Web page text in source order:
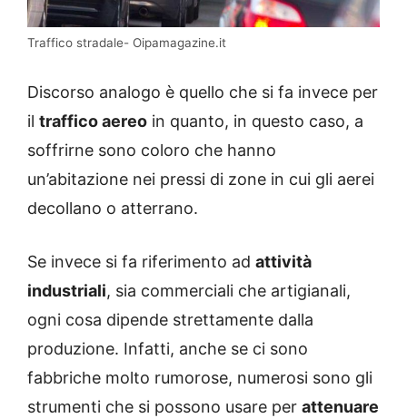
Traffico stradale- Oipamagazine.it
Discorso analogo è quello che si fa invece per
il traffico aereo in quanto, in questo caso, a
soffrirne sono coloro che hanno
un’abitazione nei pressi di zone in cui gli aerei
decollano o atterrano.
Se invece si fa riferimento ad attività
industriali, sia commerciali che artigianali,
ogni cosa dipende strettamente dalla
produzione. Infatti, anche se ci sono
fabbriche molto rumorose, numerosi sono gli
strumenti che si possono usare per attenuare